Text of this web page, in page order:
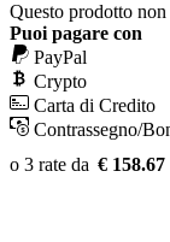
Questo prodotto
Puoi pagare con
PayPal
Crypto
Carta di Credito
Contrassegno/
€ 158.67